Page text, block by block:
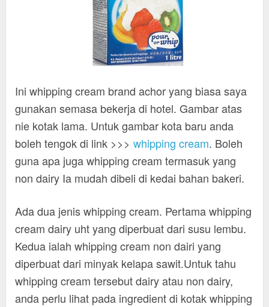
Ini whipping cream brand achor yang biasa saya
gunakan semasa bekerja di hotel. Gambar atas
nie kotak lama. Untuk gambar kota baru anda
boleh tengok di link >>> whipping cream. Boleh
guna apa juga whipping cream termasuk yang
non dairy Ia mudah dibeli di kedai bahan bakeri.
Ada dua jenis whipping cream. Pertama whipping
cream dairy uht yang diperbuat dari susu lembu.
Kedua ialah whipping cream non dairi yang
diperbuat dari minyak kelapa sawit.Untuk tahu
whipping cream tersebut dairy atau non dairy,
anda perlu lihat pada ingredient di kotak whipping